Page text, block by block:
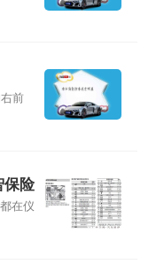
前
保险
在仪